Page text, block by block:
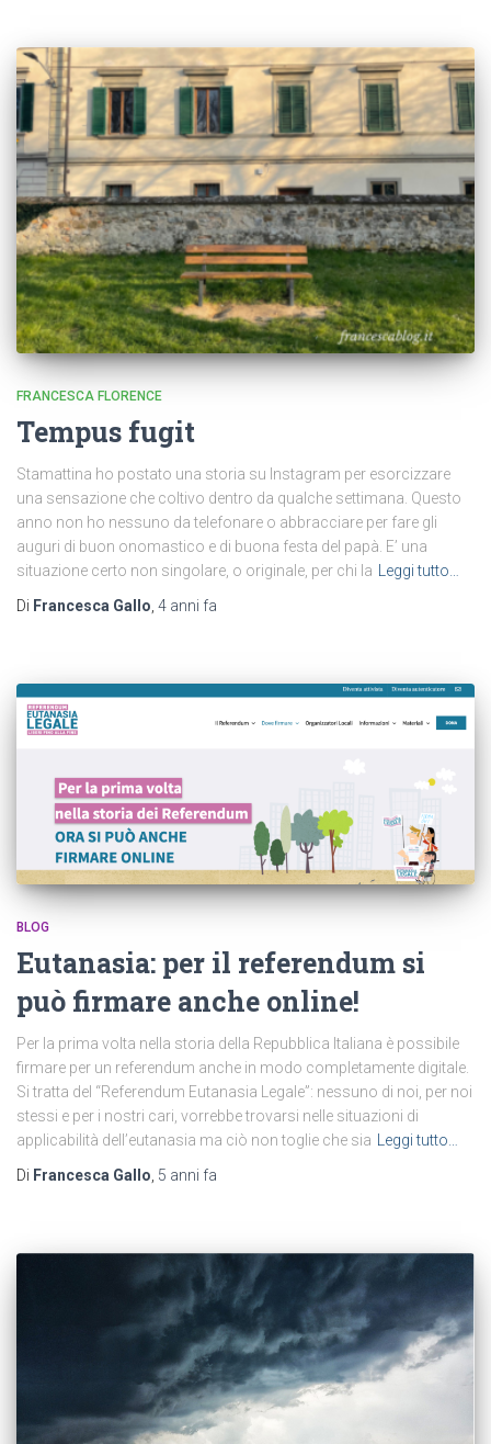
FRANCESCA FLORENCE
Tempus fugit
Stamattina ho postato una storia su Instagram per esorcizzare
una sensazione che coltivo dentro da qualche settimana. Questo
anno non ho nessuno da telefonare o abbracciare per fare gli
auguri di buon onomastico e di buona festa del papà. E’ una
situazione certo non singolare, o originale, per chi la
Leggi tutto…
Di Francesca Gallo 4 anni fa
BLOG
Eutanasia: per il referendum si
può firmare anche online!
Per la prima volta nella storia della Repubblica Italiana è possibile
firmare per un referendum anche in modo completamente digitale.
Si tratta del “Referendum Eutanasia Legale”: nessuno di noi, per noi
stessi e per i nostri cari, vorrebbe trovarsi nelle situazioni di
applicabilità dell’eutanasia ma ciò non toglie che sia Leggi tutto…
Di Francesca Gallo, 5 anni fa